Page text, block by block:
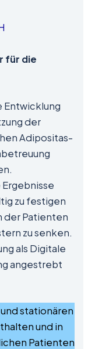
für die
Entwicklung
der
Adipositas-
zu festigen
der Patienten
zu senken.
als Digitale
angestrebt
stationären
und in
Patienten